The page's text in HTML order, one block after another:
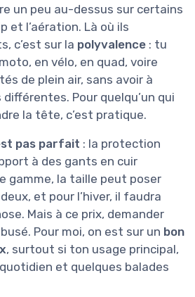
un peu au-dessus sur certains
et l’aération. Là où ils
c’est sur la polyvalence : tu
en vélo, en quad, voire
de plein air, sans avoir à
Pour quelqu’un qui
la tête, c’est pratique.
pas parfait : la protection
à des gants en cuir
gamme, la taille peut poser
et pour l’hiver, il faudra
Mais à ce prix, demander
Pour moi, on est sur un bon
, surtout si ton usage principal,
et quelques balades